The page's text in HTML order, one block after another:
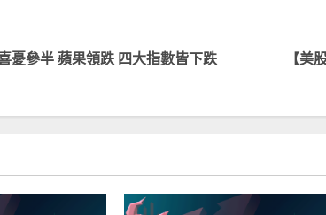
憂參半 蘋果領跌 四大指數皆下跌
【美